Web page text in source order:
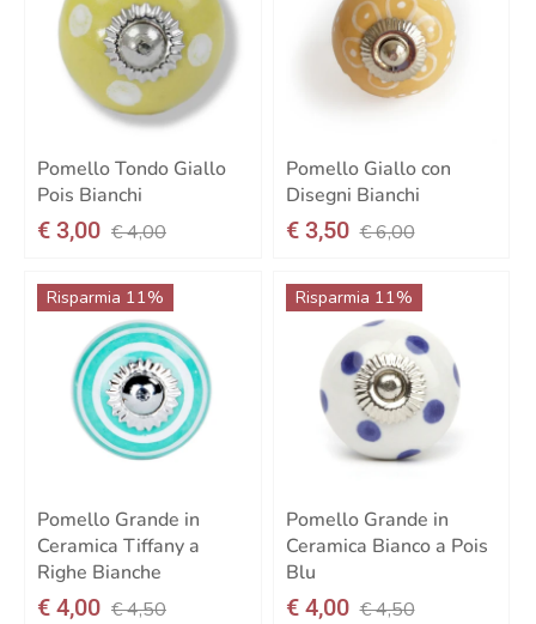
Pomello Tondo Giallo
Pois Bianchi
€ 3,00 € 4,00
Pomello Giallo con
Disegni Bianchi
€ 3,50 € 6,00
Risparmia 11%
Pomello Grande in
Ceramica Tiffany a
Righe Bianche
€ 4,00 € 4,50
Risparmia 11%
Pomello Grande in
Ceramica Bianco a Pois
Blu
€ 4,00 € 4,50